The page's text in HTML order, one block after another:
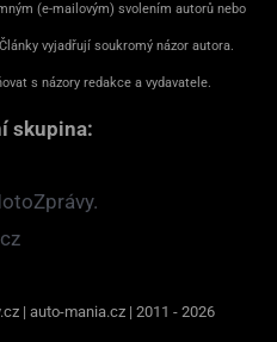
(e-mailovým) svolením autorů nebo
vyjadřují soukromý názor autora.
s názory redakce a vydavatele.
skupina:
| auto-mania.cz | 2011 - 2026